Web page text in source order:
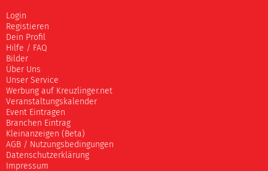
Login
Registieren
Dein Profil
Hilfe / FAQ
Bilder
Über Uns
Unser Service
Werbung auf Kreuzlinger.net
Veranstaltungskalender
Event Eintragen
Branchen Eintrag
Kleinanzeigen (Beta)
AGB / Nutzungsbedingungen
Datenschutzerklärung
Impressum